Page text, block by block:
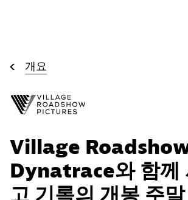
개요
Village
Dynatrace와 함께
고 기록의 개봉 주